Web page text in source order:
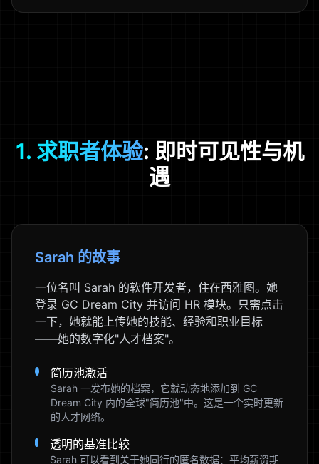
1. 求职者体验: 即时可见性与机
遇
Sarah 的故事
一位名叫 Sarah 的软件开发者，住在西雅图。她
登录 GC Dream City 并访问 HR 模块。只需点击
一下，她就能上传她的技能、经验和职业目标
——她的数字化"人才档案"。
简历池激活
Sarah 一发布她的档案，它就动态地添加到 GC
Dream City 内的全球"简历池"中。这是一个实时更新
的人才网络。
透明的基准比较
Sarah 可以看到关于她同行的匿名数据：平均薪资期